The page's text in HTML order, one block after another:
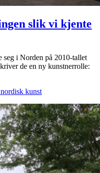
slik vi kjente
seg i Norden på 2010-tallet
de en ny kunstnerrolle:
kunst